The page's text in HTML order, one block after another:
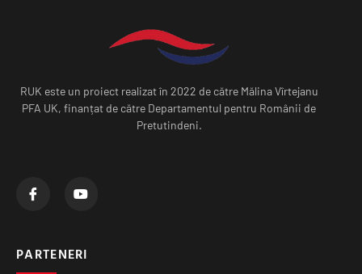
RUK este un proiect realizat în 2022 de către Mălina Vîrtejanu
PFA UK, finanțat de către Departamentul pentru Românii de
Pretutindeni.
PARTENERI